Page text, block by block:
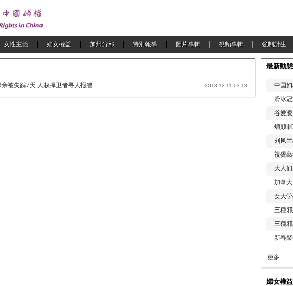
女性主義 婦女權益 加州分部 特別報導 圖片專輯 視頻專輯 強制計生
被失踪7天 人权捍卫者寻人报警 2018-12-11 03:18
最新動態
中国
滑冰
谷爱
煽颠
刘凤
視覺
大人
加拿
女大
三種
三種
新春
更多
婦女權益